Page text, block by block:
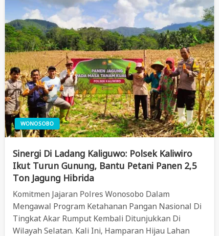
WONOSOBO
Sinergi Di Ladang Kaliguwo: Polsek Kaliwiro
Ikut Turun Gunung, Bantu Petani Panen 2,5
Ton Jagung Hibrida
Komitmen Jajaran Polres Wonosobo Dalam
Mengawal Program Ketahanan Pangan Nasional Di
Tingkat Akar Rumput Kembali Ditunjukkan Di
Wilayah Selatan. Kali Ini, Hamparan Hijau Lahan